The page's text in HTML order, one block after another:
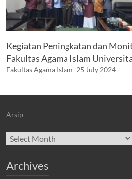
Kegiatan Peningkatan dan
Fakultas Agama Islam
Fakultas Agama Islam 25 July 2024
Arsip
Archives
Archives